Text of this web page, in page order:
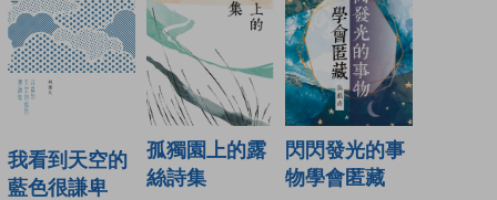
我看到天空的
藍色很謙卑
孤獨園上的露
絲詩集
閃閃發光的事
物學會匿藏